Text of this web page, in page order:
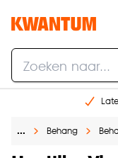
Gratis
… Behang